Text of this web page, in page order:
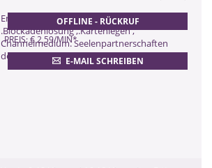
OFFLINE - RÜCKRUF
PREIS: € 2,59/MIN*
E-MAIL SCHREIBEN
ZURÜCK
Emphatische ,hellsichtige Beratung
.Blockadenlösung ,.Kartenlegen ,
Channelmedium. Seelenpartnerschaften
der neuen Zeit !